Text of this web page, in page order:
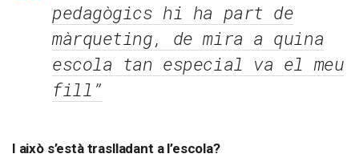
pedagògics hi ha part de
màrqueting, de mira a quina
escola tan especial va el meu
fill”
I això s’està traslladant a l’escola?